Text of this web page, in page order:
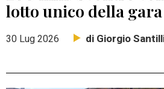
lotto unico della
30 Lug 2026 di Giorgio